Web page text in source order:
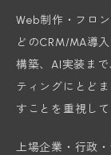
Web制作・フロ
どのCRM/MA導
構築、AI実装ま
ティングにとど
すことを重視して
上場企業・行政